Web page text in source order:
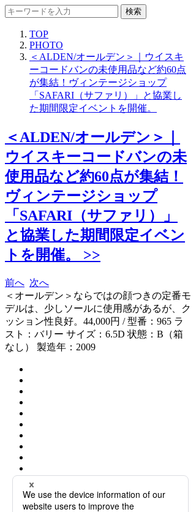
検索
TOP
PHOTO
＜ALDEN/オールデン＞｜ウイスキ
ーコードバンの未使用品など約60点
が集結！ヴィンテージショップ
「SAFARI（サファリ）」と協業し
た期間限定イベントを開催。
＜ALDEN/オールデン＞｜
ウイスキーコードバンの未
使用品など約60点が集結！
ヴィンテージショップ
「SAFARI（サファリ）」
と協業した期間限定イベン
トを開催。 >>
前へ 次へ
＜オールデン＞ならではの顔つきの定番モ
デルは、少しソールに使用感があるが、ク
ッション性良好。44,000円 / 型番：965 ラ
スト：バリー サイズ：6.5D 状態：B（箱
なし） 製造年：2009